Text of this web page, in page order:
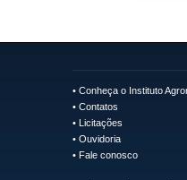
• Conheça o Instituto
• Contatos
• Licitações
• Ouvidoria
• Fale conosco